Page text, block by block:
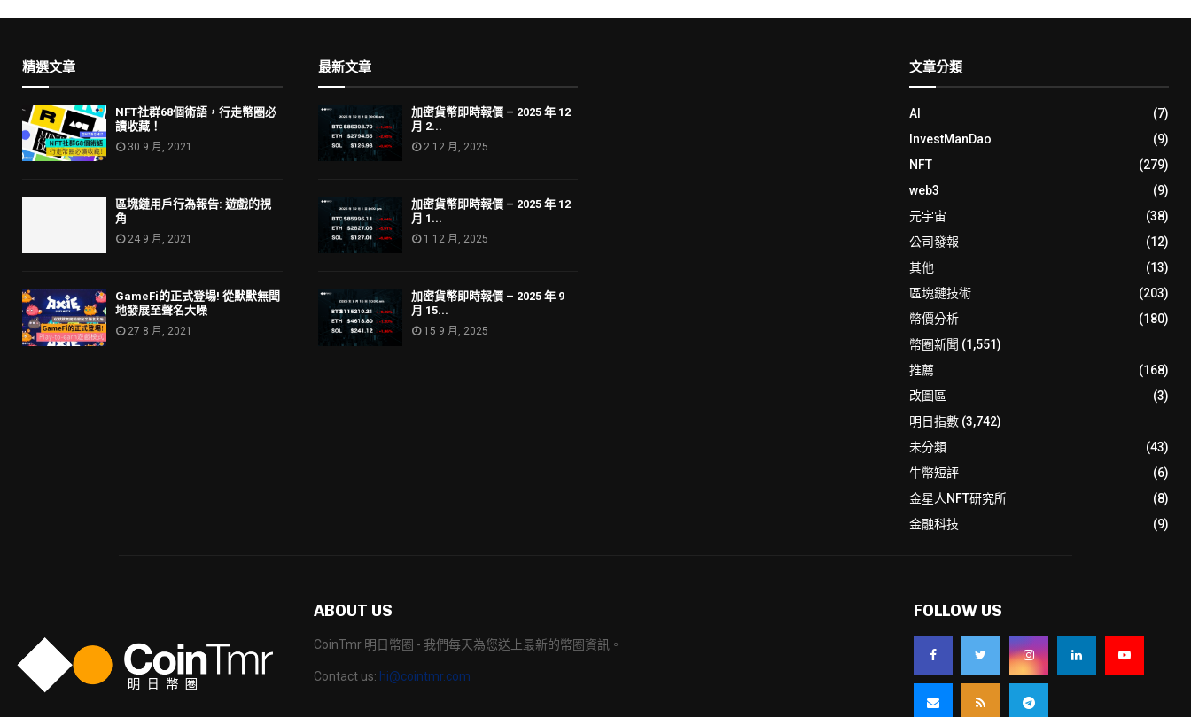
精選文章
NFT社群68個術語，行走幣圈必
讀收藏！
30 9 月, 2021
區塊鏈用戶行為報告: 遊戲的視
角
24 9 月, 2021
GameFi的正式登場! 從默默無聞
地發展至聲名大噪
27 8 月, 2021
最新文章
加密貨幣即時報價 – 2025 年 12
月 2...
2 12 月, 2025
加密貨幣即時報價 – 2025 年 12
月 1...
1 12 月, 2025
加密貨幣即時報價 – 2025 年 9
月 15...
15 9 月, 2025
文章分類
AI
(7)
InvestManDao
(9)
NFT
(279)
web3
(9)
元宇宙
(38)
公司發報
(12)
其他
(13)
區塊鏈技術
(203)
幣價分析
(180)
幣圈新聞 (1,551)
推薦
(168)
改圖區
(3)
明日指數(3,742)
未分類
(43)
牛幣短評
(6)
金星人NFT研究所
(8)
金融科技
(9)
ABOUT US
CoinTmr 明日幣圈 - 我們每天為您送上最新的幣圈資訊。
Contact us: hi@cointmr.com
FOLLOW US